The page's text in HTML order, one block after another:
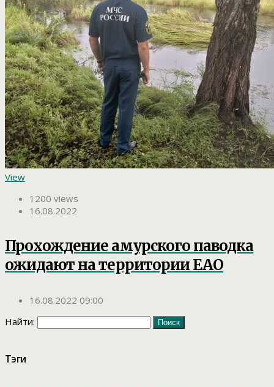
View
1200 views
16.08.2022
Прохождение амурского паводка
ожидают на территории ЕАО
16.08.2022 09:00
Найти:
Тэги